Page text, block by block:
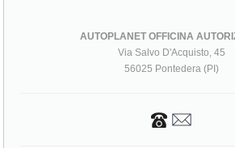
AUTOPLANET OFFICINA
Via Salvo D'Acquisto, 45
56025 Pontedera (PI)